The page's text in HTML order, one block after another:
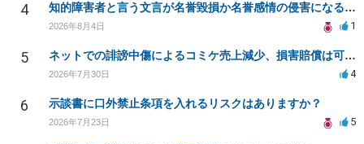
4 知的障害者と言う文言が名誉毀損か名誉感情の侵害になるか教えてほしい。
2026年8月4日 1
5 ネットでの誹謗中傷によるコミケ売上減少、損害賠償は可能か？
2026年7月30日 4
6 示談書に口外禁止条項を入れるリスクはありますか？
2026年7月23日 5